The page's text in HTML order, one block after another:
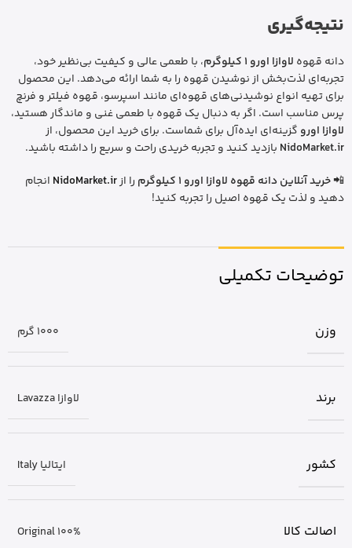
نتیجه‌گیری
دانه قهوه لاوازا اورو 1 کیلوگرم
، با طعمی عالی و کیفیت بی‌نظیر خود،
تجربه‌ای لذت‌بخش از نوشیدن قهوه را به شما ارائه می‌دهد. این محصول
برای تهیه انواع نوشیدنی‌های قهوه‌ای مانند اسپرسو، قهوه فیلتر و فرنچ
پرس مناسب است. اگر به دنبال یک قهوه با طعمی غنی و ماندگار هستید،
لاوازا اورو گزینه‌ای ایده‌آل برای شماست. برای خرید این محصول، از
NidoMarket.ir بازدید کنید و تجربه خریدی راحت و سریع را داشته باشید.
📲خرید آنلاین دانه قهوه لاوازا اورو 1 کیلوگرم را ازNidoMarket.ir انجام
دهید و لذت یک قهوه اصیل را تجربه کنید!
توضیحات تکمیلی
وزن 1000 گرم
برند لاوازا Lavazza
کشور ایتالیا Italy
اصالت کالا Original 100%